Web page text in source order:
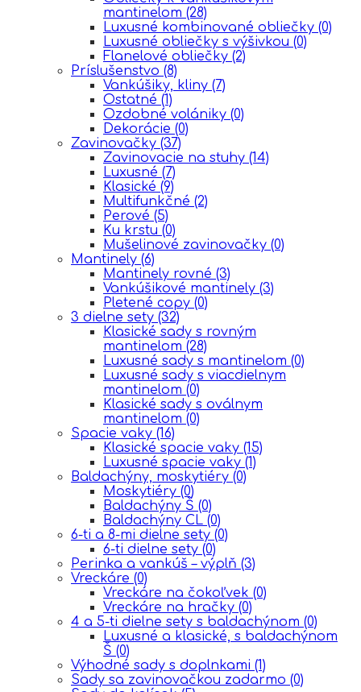
mantinelom (28)
Luxusné kombinované obliečky (0)
Luxusné obliečky s výšivkou (0)
Flanelové obliečky (2)
Príslušenstvo (8)
Vankúšiky, kliny (7)
Ostatné (1)
Ozdobné volániky (0)
Dekorácie (0)
Zavinovačky (37)
Zavinovacie na stuhy (14)
Luxusné (7)
Klasické (9)
Multifunkčné (2)
Perové (5)
Ku krstu (0)
Mušelinové zavinovačky (0)
Mantinely (6)
Mantinely rovné (3)
Vankúšikové mantinely (3)
Pletené copy (0)
3 dielne sety (32)
Klasické sady s rovným
mantinelom (28)
Luxusné sady s mantinelom (0)
Luxusné sady s viacdielnym
mantinelom (0)
Klasické sady s oválnym
mantinelom (0)
Spacie vaky (16)
Klasické spacie vaky (15)
Luxusné spacie vaky (1)
Baldachýny, moskytiéry (0)
Moskytiéry (0)
Baldachýny Š (0)
Baldachýny CL (0)
6-ti a 8-mi dielne sety (0)
6-ti dielne sety (0)
Perinka a vankúš – výplň (3)
Vreckáre (0)
Vreckáre na čokoľvek (0)
Vreckáre na hračky (0)
4 a 5-ti dielne sety s baldachýnom (0)
Luxusné a klasické, s baldachýnom
Š (0)
Výhodné sady s doplnkami (1)
Sady sa zavinovačkou zadarmo (0)